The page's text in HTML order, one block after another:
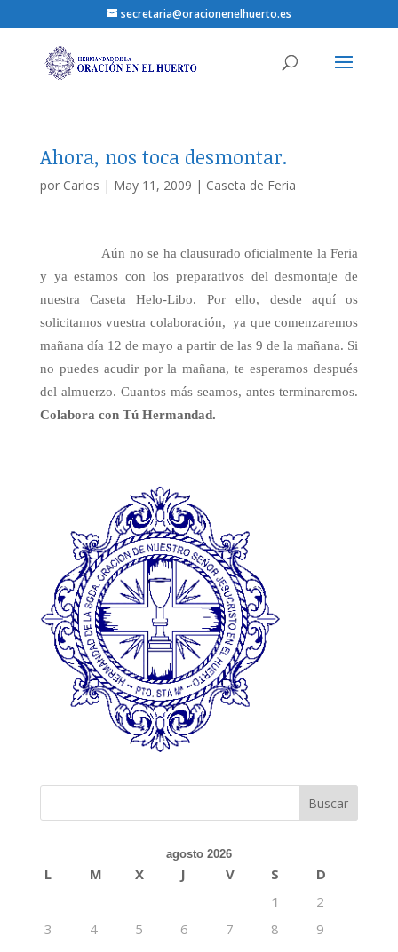
secretaria@oracionenelhuerto.es
Ahora, nos toca desmontar.
por Carlos | May 11, 2009 | Caseta de Feria
Aún no se ha clausurado oficialmente la Feria
y ya estamos con los preparativos del desmontaje de
nuestra Caseta Helo-Libo. Por ello, desde aquí os
solicitamos vuestra colaboración, ya que comenzaremos
mañana día 12 de mayo a partir de las 9 de la mañana. Si
no puedes acudir por la mañana, te esperamos después
del almuerzo. Cuantos más seamos, antes terminaremos.
Colabora con Tú Hermandad.
agosto 2026
L M X J V S
D
1
2
3
4 5 6 7 8
9